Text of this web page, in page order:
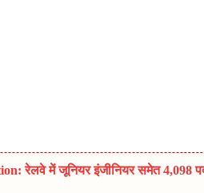
रेलवे में जूनियर इंजीनियर समेत 4,098